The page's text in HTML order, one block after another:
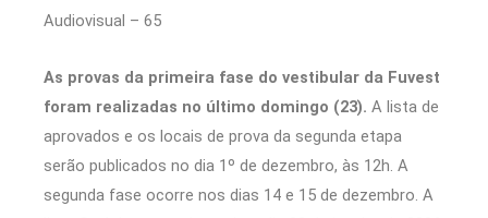
Audiovisual – 65
As provas da primeira fase do vestibular da Fuvest
foram realizadas no último domingo (23). A lista de
aprovados e os locais de prova da segunda etapa
serão publicados no dia 1º de dezembro, às 12h. A
segunda fase ocorre nos dias 14 e 15 de dezembro. A